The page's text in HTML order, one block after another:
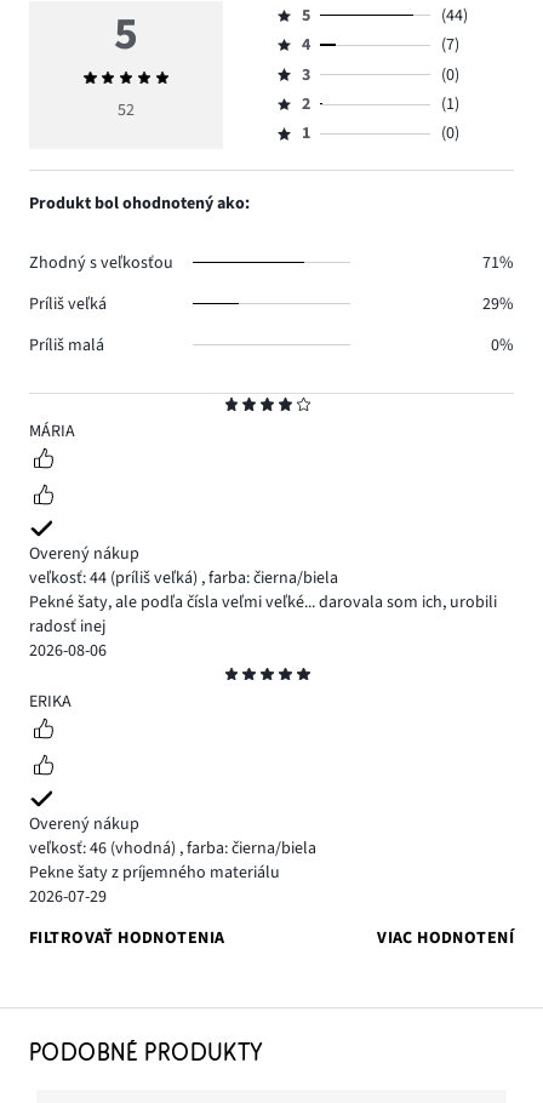
4
MÁRIA
Overený nákup
veľkosť: 44 (príliš veľká) ,farba: čierna/biela
Pekné šaty, ale podľa čísla veľmi veľké... darovala som ich, urobili
radosť inej
2026-08-06
5
ERIKA
Overený nákup
veľkosť: 46 (vhodná) ,farba: čierna/biela
Pekne šaty z príjemného materiálu
2026-07-29
FILTROVAŤ HODNOTENIA
VIAC HODNOTENÍ
5
Priemerné
hodnotenie
52
Hodnotenie
5,
počet
hlasov
44.
5
(44)
Hodnotenie
4,
počet
hlasov
4
(7)
Hodnotenie
3,
počet
3
(0)
Hodnotenie
2,
2
(1)
Hodnotenie
1,
1 (0)
Produkt bol ohodnotený ako:
Zhodný s veľkosťou
71%
Príliš veľká
29%
Príliš malá
0%
PODOBNÉ PRODUKTY